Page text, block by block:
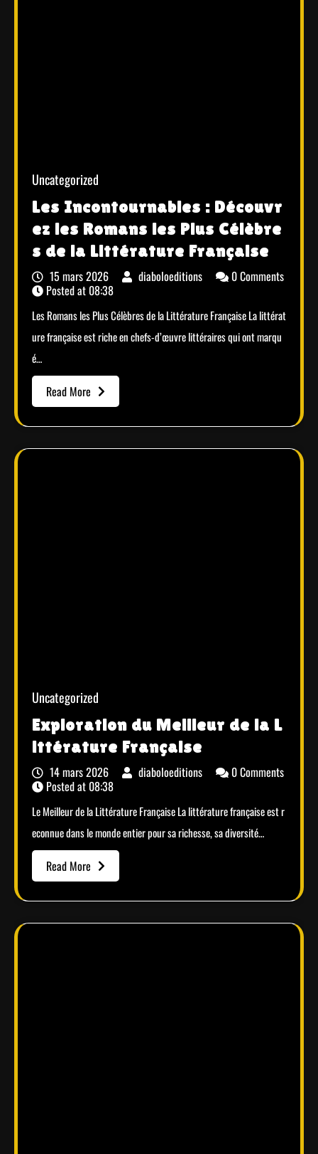
Uncategorized
Les Incontournables : Découvr
ez les Romans les Plus Célèbre
s de la Littérature Française
15 mars 2026 diaboloeditions
0 Comments
Posted at 08:38
Les Romans les Plus Célèbres de la Littérature Française La littérat
ure française est riche en chefs-d’œuvre littéraires qui ont marqu
é…
Read More
Uncategorized
Exploration du Meilleur de la L
ittérature Française
14 mars 2026 diaboloeditions
0 Comments
Posted at 08:38
Le Meilleur de la Littérature Française La littérature française est r
econnue dans le monde entier pour sa richesse, sa diversité…
Read More